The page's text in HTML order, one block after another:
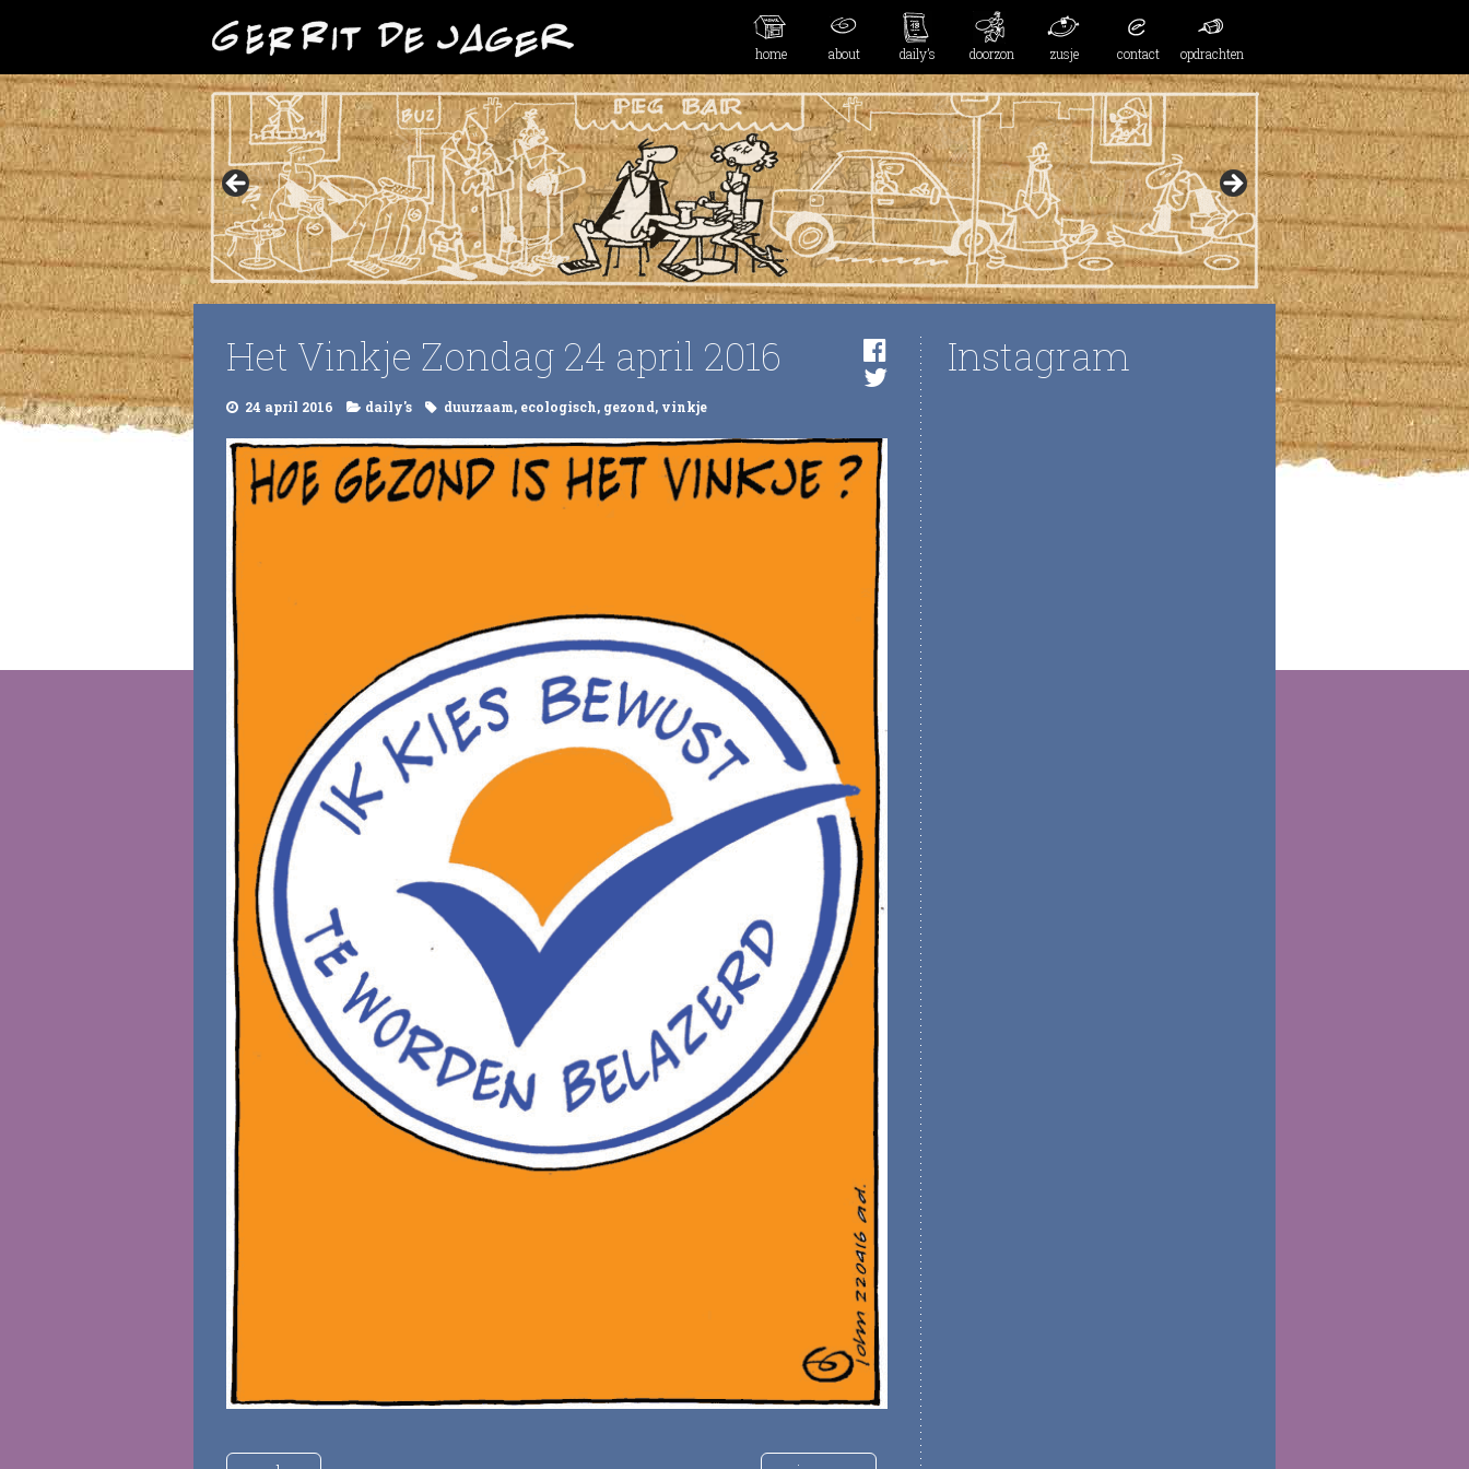
home about daily’s doorzon zusje contact opdrachten
Het Vinkje Zondag 24 april 2016
24 april 2016 daily's duurzaam, ecologisch, gezond, vinkje
Instagram